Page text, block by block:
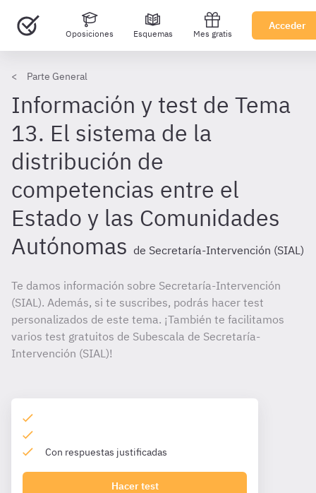
Oposiciones Esquemas Mes gratis
Acceder
Parte General
Información y test de Tema
13. El sistema de la
distribución de
competencias entre el
Estado y las Comunidades
Autónomas de Secretaría-Intervención (SIAL)
Te damos información sobre Secretaría-Intervención
(SIAL). Además, si te suscribes, podrás hacer test
personalizados de este tema. ¡También te facilitamos
varios test gratuitos de Subescala de Secretaría-
Intervención (SIAL)!
Con respuestas justificadas
Hacer test